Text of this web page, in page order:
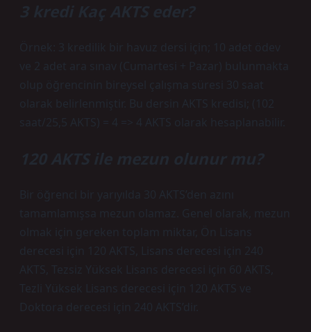
3 kredi Kaç AKTS eder?
Örnek: 3 kredilik bir havuz dersi için; 10 adet ödev
ve 2 adet ara sınav (Cumartesi + Pazar) bulunmakta
olup öğrencinin bireysel çalışma süresi 30 saat
olarak belirlenmiştir. Bu dersin AKTS kredisi; (102
saat/25,5 AKTS) = 4 => 4 AKTS olarak hesaplanabilir.
120 AKTS ile mezun olunur mu?
Bir öğrenci bir yarıyılda 30 AKTS’den azını
tamamlamışsa mezun olamaz. Genel olarak, mezun
olmak için gereken toplam miktar, Ön Lisans
derecesi için 120 AKTS, Lisans derecesi için 240
AKTS, Tezsiz Yüksek Lisans derecesi için 60 AKTS,
Tezli Yüksek Lisans derecesi için 120 AKTS ve
Doktora derecesi için 240 AKTS’dir.